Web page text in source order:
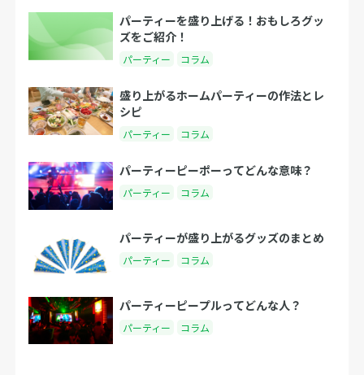
パーティーを盛り上げる！おもしろグッ
ズをご紹介！
パーティー コラム
盛り上がるホームパーティーの作法とレ
シピ
パーティー コラム
パーティーピーポーってどんな意味？
パーティー コラム
パーティーが盛り上がるグッズのまとめ
パーティー コラム
パーティーピープルってどんな人？
パーティー コラム